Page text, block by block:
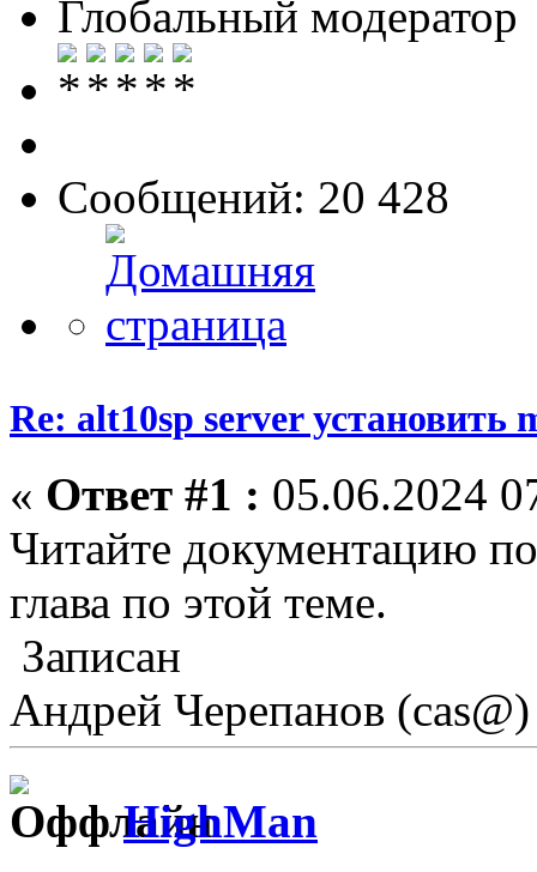
Глобальный модератор
Сообщений: 20 428
Re: alt10sp server установить
« Ответ #1 : 05.06.2024
Читайте документацию
глава по этой теме.
Записан
Андрей Черепанов (cas@)
HighMan